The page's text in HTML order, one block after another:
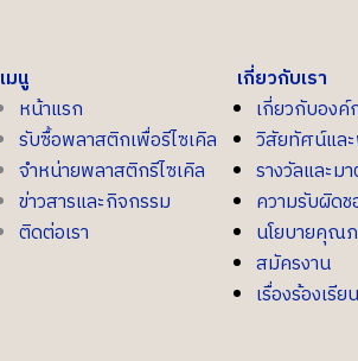
เมนู
หน้าแรก
รับซื้อพลาสติกเพื่อรีไซเคิล
จำหน่ายพลาสติกรีไซเคิล
ข่าวสารและกิจกรรม
ติดต่อเรา
เกี่ยวกับเรา
เกี่ยวกับองค์
วิสัยทัศน์แล
รางวัลและ
ความรับผิด
นโยบายคุณ
สมัครงาน
เรื่องร้องเรียน